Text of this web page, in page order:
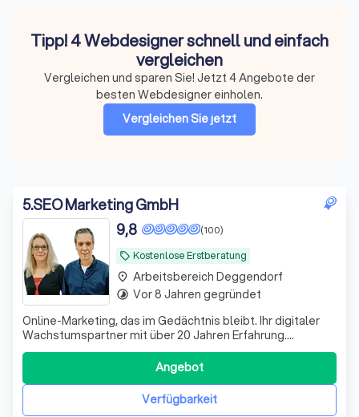
Tipp! 4 Webdesigner schnell und einfach
vergleichen
Vergleichen und sparen Sie! Jetzt 4 Angebote der
besten Webdesigner einholen.
Vergleichen Sie jetzt
5.SEO Marketing GmbH
local_offer Kostenlose Erstberatung
(100)
9,8
Online-Marketing, das im Gedächtnis bleibt. Ihr digitaler
Wachstumspartner mit über 20 Jahren Erfahrung.
Zukunftssichere Strategien, messbare Ergebnisse,
persönliche Ansprechpartner & mehr!
Verfügbarkeit
Angebot
place Arbeitsbereich Deggendorf
timelapse Vor 8 Jahren gegründet